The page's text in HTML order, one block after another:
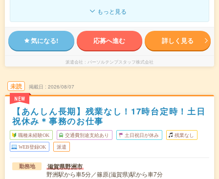
もっと見る
気になる! 応募へ進む 詳しく見る
派遣会社 パーソルテンプスタッフ株式会社
未読
NEW
掲載日 2026/08/07
【あんしん長期】残業なし！17時台定時！土日
祝休み＊事務のお仕事
職種未経験OK 交通費別途支給あり 土日祝日が休み 残業なし
WEB登録OK 派遣
勤務地 滋賀県野洲市
野洲駅から車5分／篠原(滋賀県)駅から車7分